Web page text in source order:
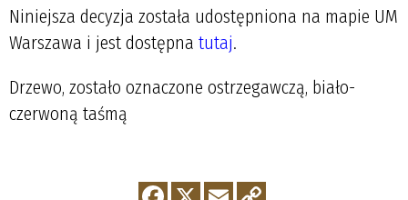
Niniejsza decyzja została udostępniona na mapie UM
Warszawa i jest dostępna tutaj.
Drzewo, zostało oznaczone ostrzegawczą, biało-
czerwoną taśmą